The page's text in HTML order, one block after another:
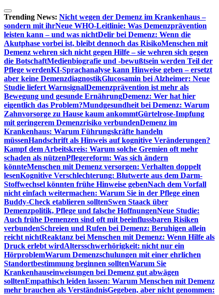
Zum
Inhalt
springen
Trending News: Nicht wegen der Demenz im Krankenhaus –
sondern mit ihrNeue WHO-Leitlinie: Was Demenzprävention
leisten kann – und was nichtDelir bei Demenz: Wenn die
Akutphase vorbei ist, bleibt dennoch das RisikoMenschen mit
Demenz wehren sich nicht gegen Hilfe – sie wehren sich gegen
die BotschaftMedienbiografie und -bewußtsein werden Teil der
Pflege werdenKI-Sprachanalyse kann Hinweise geben – ersetzt
aber keine DemenzdiagnostikGlucosamin bei Alzheimer: Neue
Studie liefert WarnsignalDemenzprävention ist mehr als
Bewegung und gesunde ErnährungDemenz: Wer hat hier
eigentlich das Problem?Mundgesundheit bei Demenz: Warum
Zahnvorsorge zu Hause kaum ankommtGürtelrose-Impfung
mit geringerem Demenzrisiko verbundenDemenz im
Krankenhaus: Warum Führungskräfte handeln
müssenHandschrift als Hinweis auf kognitive Veränderungen?
Kampf dem Arbeitskreis: Warum solche Gremien oft mehr
schaden als nützenPflegereform: Was sich ändern
könnteMenschen mit Demenz versorgen: Verhalten doppelt
lesenKognitive Verschlechterung: Blutwerte aus dem Darm-
Stoffwechsel könnten frühe Hinweise gebenNach dem Vorfall
nicht einfach weitermachen: Warum Sie in der Pflege einen
Buddy-Check etablieren solltenSwen Staack über
Demenzpolitik, Pflege und falsche HoffnungenNeue Studie:
Auch frühe Demenzen sind oft mit beeinflussbaren Risiken
verbundenSchreien und Rufen bei Demenz: Beruhigen allein
reicht nichtReaktanz bei Menschen mit Demenz: Wenn Hilfe als
Druck erlebt wirdAltersschwerhörigkeit: nicht nur ein
HörproblemWarum Demenzschulungen mit einer ehrlichen
Standortbestimmung beginnen solltenWarum Sie
Krankenhauseinweisungen bei Demenz gut abwägen
solltenEmpathisch leiden lassen: Warum Menschen mit Demenz
mehr brauchen als VerständnisGegeben, aber nicht genommen: